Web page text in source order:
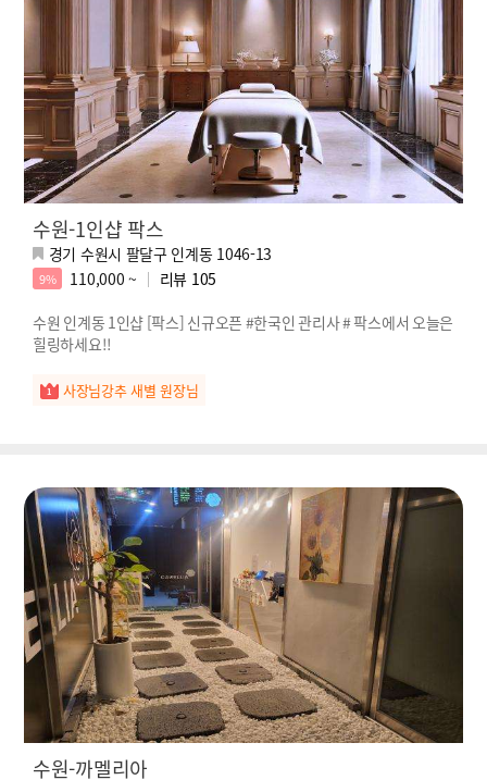
수원-1인샵 팍스
경기 수원시 팔달구 인계동 1046-13
9% 110,000 ~ 리뷰 105
수원 인계동 1인샵 [팍스] 신규오픈 #한국인 관리사 # 팍스에서 오늘은
힐링하세요!!
사장님강추 새별 원장님
수원-까멜리아